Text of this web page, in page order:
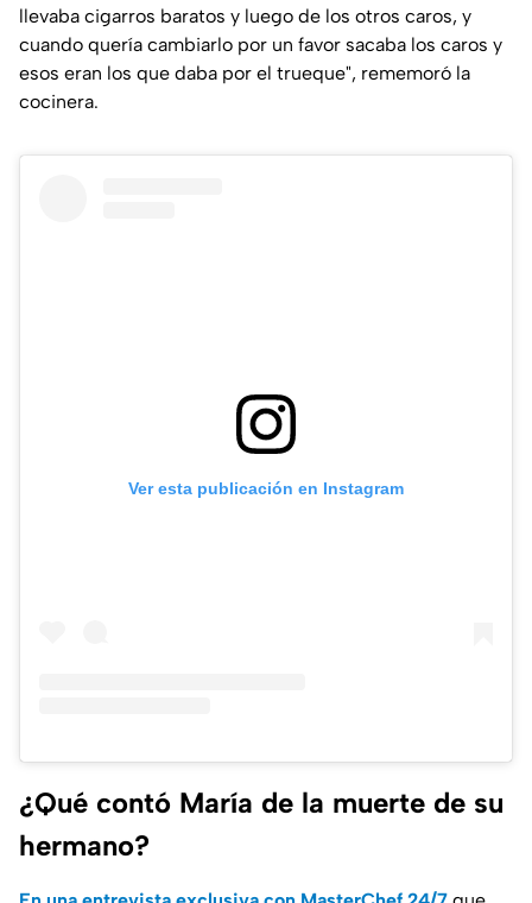
llevaba cigarros baratos y luego de los otros caros, y
cuando quería cambiarlo por un favor sacaba los caros y
esos eran los que daba por el trueque", rememoró la
cocinera.
Ver esta publicación en Instagram
¿Qué contó María de la muerte de su
hermano?